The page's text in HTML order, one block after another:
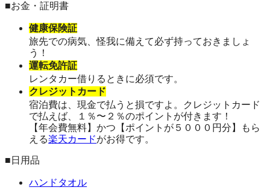
■お金・証明書
健康保険証
旅先での病気、怪我に備えて必ず持っておきましょ
う！
運転免許証
レンタカー借りるときに必須です。
クレジットカード
宿泊費は、現金で払うと損ですよ。クレジットカード
で払えば、１％〜２％のポイントが付きます！
【年会費無料】かつ【ポイントが５０００円分】もら
える楽天カードがお得です。
■日用品
ハンドタオル